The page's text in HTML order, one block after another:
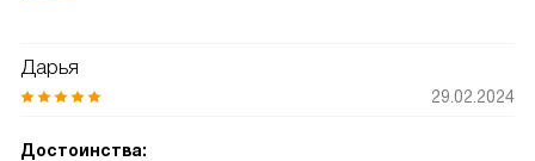
Дарья
29.02.2024
Достоинства: